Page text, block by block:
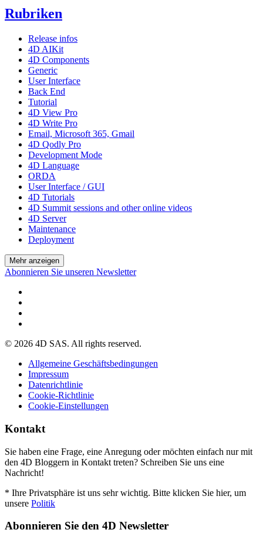
Rubriken
Release infos
4D AIKit
4D Components
Generic
User Interface
Back End
Tutorial
4D View Pro
4D Write Pro
Email, Microsoft 365, Gmail
4D Qodly Pro
Development Mode
4D Language
ORDA
User Interface / GUI
4D Tutorials
4D Summit sessions and other online videos
4D Server
Maintenance
Deployment
Mehr anzeigen
Abonnieren Sie unseren Newsletter
© 2026 4D SAS. All rights reserved.
Allgemeine Geschäftsbedingungen
Impressum
Datenrichtlinie
Cookie-Richtlinie
Cookie-Einstellungen
Kontakt
Sie haben eine Frage, eine Anregung oder möchten einfach nur mit
den 4D Bloggern in Kontakt treten? Schreiben Sie uns eine
Nachricht!
* Ihre Privatsphäre ist uns sehr wichtig. Bitte klicken Sie hier, um
unsere Politik
Abonnieren Sie den 4D Newsletter